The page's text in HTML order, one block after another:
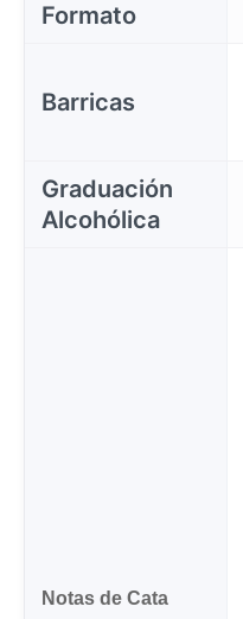
Formato
Barricas
Graduación
Alcohólica
Notas de Cata